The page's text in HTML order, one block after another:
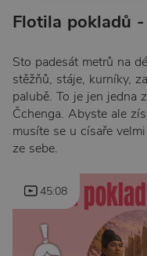
Flotila pokladů
Sto padesát metrů na
stěžňů, stáje, kurníky,
palubě. To je jen jedna
Čchenga. Abyste ale
musíte se u císaře
ze sebe.
45:08